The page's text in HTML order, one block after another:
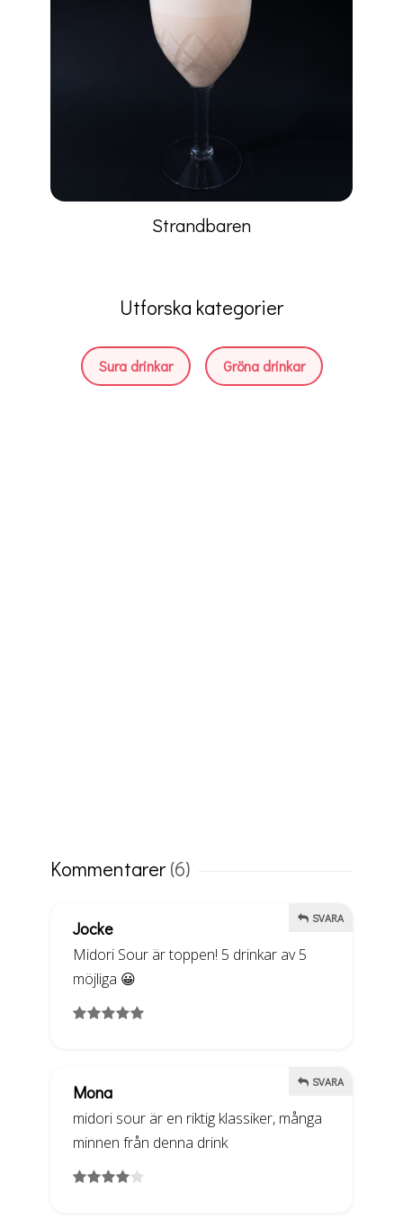
Strandbaren
Utforska kategorier
Sura drinkar Gröna drinkar
Kommentarer (6)
Jocke SVARA
Midori Sour är toppen! 5 drinkar av 5
möjliga 😀
Mona SVARA
midori sour är en riktig klassiker, många
minnen från denna drink